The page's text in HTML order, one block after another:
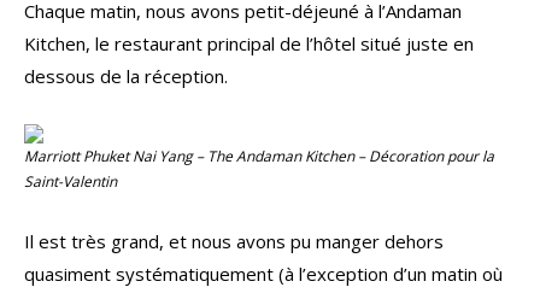
Chaque matin, nous avons petit-déjeuné à l’Andaman
Kitchen, le restaurant principal de l’hôtel situé juste en
dessous de la réception.
Marriott Phuket Nai Yang – The Andaman Kitchen – Décoration pour la
Saint-Valentin
Il est très grand, et nous avons pu manger dehors
quasiment systématiquement (à l’exception d’un matin où